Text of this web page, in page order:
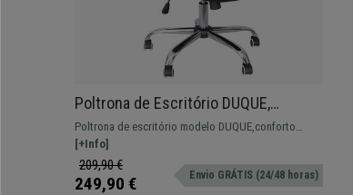
Poltrona de Escritório DUQUE,
Acolchoado Grosso, Base Metálica,
Pele, Cor Preto
Poltrona de escritório modelo DUQUE,conforto
incomparável. Fabricado com estructura de aço e
forrado em pele.
[+Info]
209,90 €
249,90 € Envio GRÁTIS (24/48 horas)